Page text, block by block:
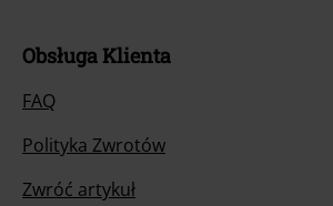
Obsługa Klienta
FAQ
Polityka Zwrotów
Zwróć artykuł